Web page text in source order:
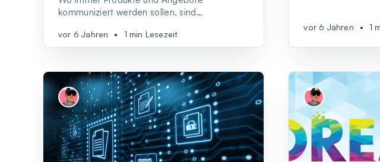
kommuniziert werden sollen, sind
vor 6 Jahren • 1 min Lesezeit
vor 6 Jahren • 1